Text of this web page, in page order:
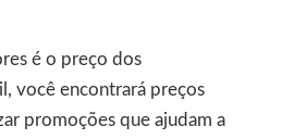
é o preço dos
você encontrará preços
promoções que ajudam a